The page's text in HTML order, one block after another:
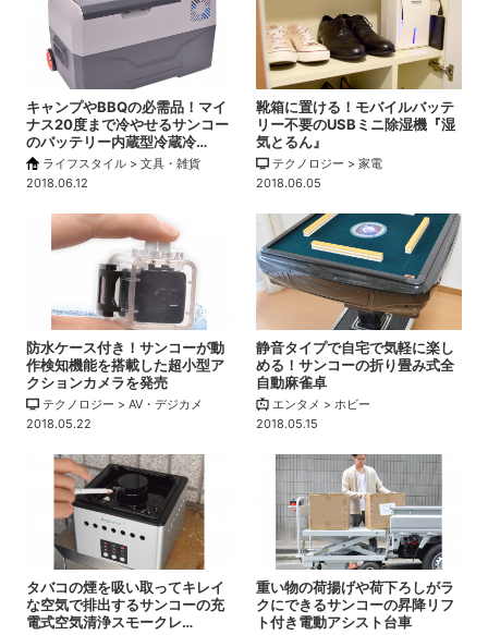
キャンプやBBQの必需品！マイ
ナス20度まで冷やせるサンコー
のバッテリー内蔵型冷蔵冷…
ライフスタイル > 文具・雑貨
2018.06.12
靴箱に置ける！モバイルバッテ
リー不要のUSBミニ除湿機『湿
気とるん』
テクノロジー > 家電
2018.06.05
防水ケース付き！サンコーが動
作検知機能を搭載した超小型ア
クションカメラを発売
テクノロジー > AV・デジカメ
2018.05.22
静音タイプで自宅で気軽に楽し
める！サンコーの折り畳み式全
自動麻雀卓
エンタメ > ホビー
2018.05.15
タバコの煙を吸い取ってキレイ
な空気で排出するサンコーの充
電式空気清浄スモークレ…
重い物の荷揚げや荷下ろしがラ
クにできるサンコーの昇降リフ
ト付き電動アシスト台車